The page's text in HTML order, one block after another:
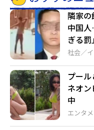
社会／
隣家
中国
ぎる罰」
エンタメ
プー
ネオ
中